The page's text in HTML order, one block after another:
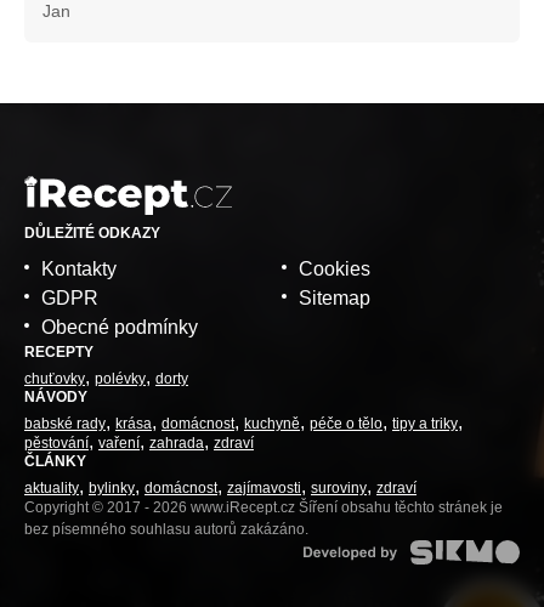
Jan
DŮLEŽITÉ ODKAZY
Kontakty
GDPR
Obecné podmínky
Cookies
Sitemap
RECEPTY
chuťovky polévky dorty
NÁVODY
babské rady
krása domácnost kuchyně péče o tělo tipy a triky
pěstování vaření zahrada zdraví
ČLÁNKY
aktuality
bylinky domácnost zajímavosti suroviny zdraví
Copyright © 2017 - 2026 www.iRecept.cz Šíření obsahu těchto stránek je
bez písemného souhlasu autorů zakázáno.